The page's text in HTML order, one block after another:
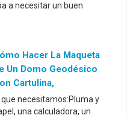
a necesitar un buen
Hacer La Maqueta
Un Domo Geodésico
Cartulina,
que necesitamos:Pluma y
una calculadora, un